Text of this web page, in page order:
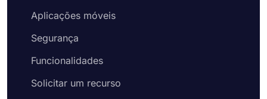
Aplicações móveis
Segurança
Funcionalidades
Solicitar um recurso